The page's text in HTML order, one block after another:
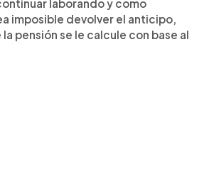
laborando y como
imposible devolver el anticipo,
pensión se le calcule con base al